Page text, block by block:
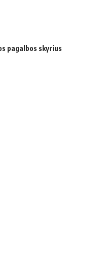
pagalbos skyrius